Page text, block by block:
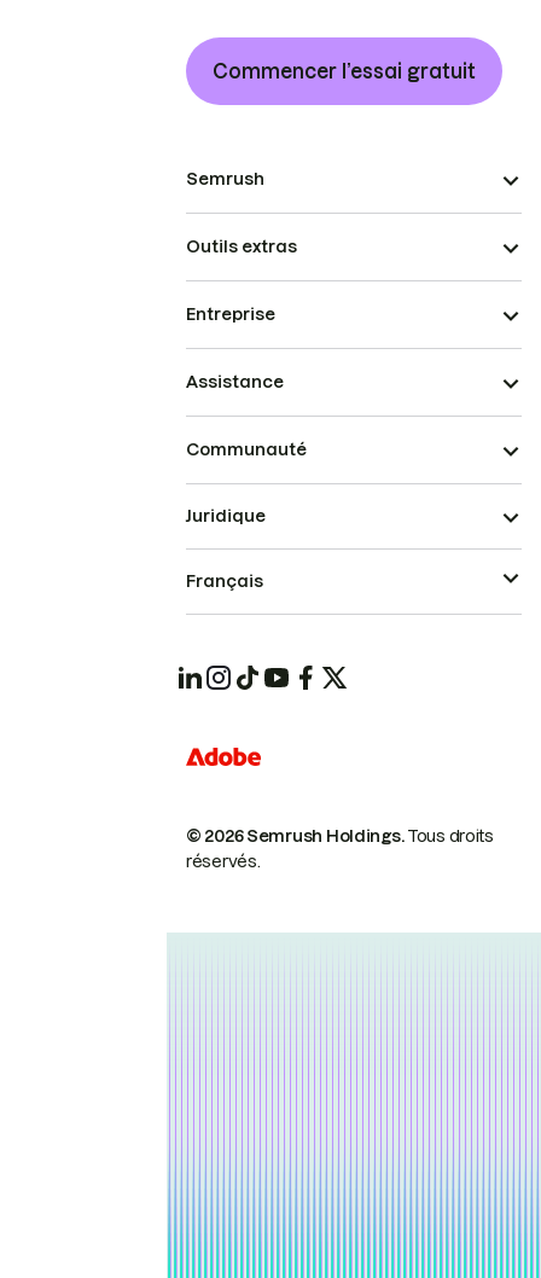
Commencer l’essai gratuit
Semrush
Outils extras
Entreprise
Assistance
Communauté
© 2026 Semrush Holdings.Tous droits
réservés.
Juridique
Français